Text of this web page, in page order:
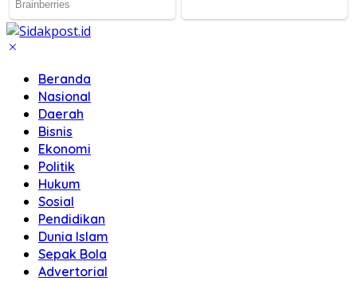
Beranda
Nasional
Daerah
Bisnis
Ekonomi
Politik
Hukum
Sosial
Pendidikan
Dunia Islam
Sepak Bola
Advertorial